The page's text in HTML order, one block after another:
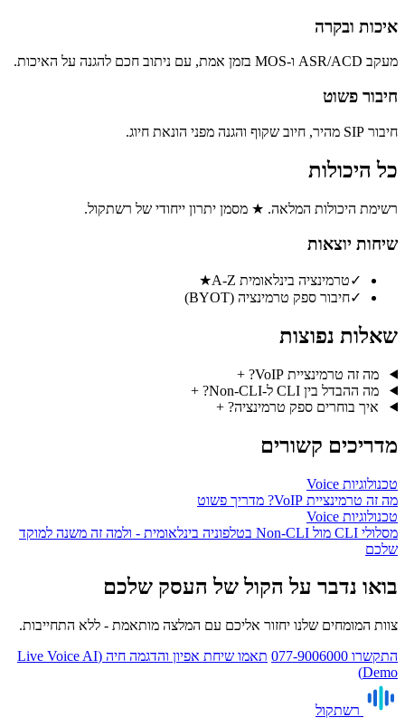
איכות ובקרה
מעקב ASR/ACD ו‑MOS בזמן אמת, עם ניתוב חכם להגנה על האיכות.
חיבור פשוט
חיבור SIP מהיר, חיוב שקוף והגנה מפני הונאת חיוג.
כל היכולות
רשימת היכולות המלאה. ★ מסמן יתרון ייחודי של רשתקול.
שיחות יוצאות
✓טרמינציה בינלאומית A‑Z
★
✓חיבור ספק טרמינציה (BYOT)
שאלות נפוצות
מה זה טרמינציית VoIP?
+
מה ההבדל בין CLI ל‑Non‑CLI?
+
איך בוחרים ספק טרמינציה? +
מדריכים קשורים
טכנולוגיות Voice
מה זה טרמינציית VoIP? מדריך פשוט
טכנולוגיות Voice
מסלולי CLI מול Non‑CLI בטלפוניה בינלאומית - ולמה זה משנה למוקד
שלכם
בואו נדבר על הקול של העסק שלכם
צוות המומחים שלנו יחזור אליכם עם המלצה מותאמת - ללא התחייבות.
התקשרו 077-9006000
תאמו שיחת אפיון והדגמה חיה (Live Voice AI
Demo)
רשתקול